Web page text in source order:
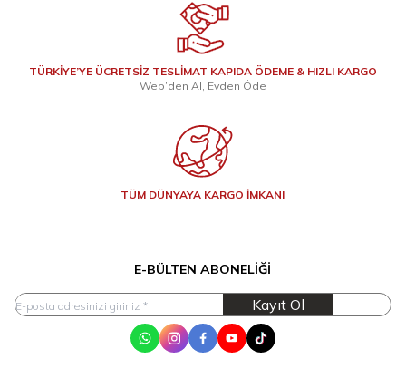
TÜRKİYE’YE ÜCRETSİZ TESLİMAT KAPIDA ÖDEME & HIZLI KARGO
Web’den Al, Evden Öde
TÜM DÜNYAYA KARGO İMKANI
E-BÜLTEN ABONELIĞI
Kayıt Ol
WhatsApp
InstagramFacebook
YoutubeTik Tok